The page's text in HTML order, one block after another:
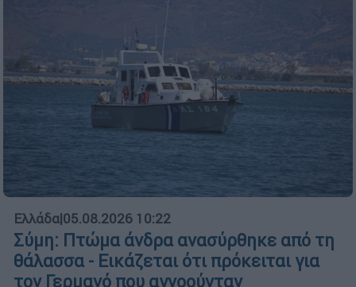
Ελλάδα|05.08.2026 10:22
Σύμη: Πτώμα άνδρα ανασύρθηκε από τη
θάλασσα - Εικάζεται ότι πρόκειται για
τον Γερμανό που αγνοούνταν